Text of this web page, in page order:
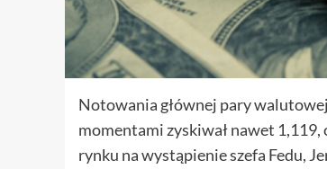
Notowania głównej pary
momentami zyskiwał nawet 1,119,
rynku na wystąpienie szefa Fedu,